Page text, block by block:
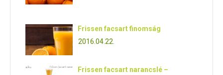
Frissen facsart finomság
2016.04.22.
Frissen facsart narancslé –